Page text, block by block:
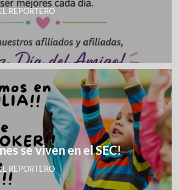
REPORTERO
se viven en el SEC!
REPORTERO